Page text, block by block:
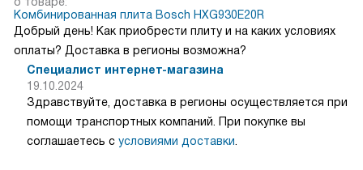
Комбинированная плита Bosch HXG930E20R
Добрый день! Как приобрести плиту и на каких условиях
оплаты? Доставка в регионы возможна?
Специалист интернет-магазина
19.10.2024
Здравствуйте, доставка в регионы осуществляется при
помощи транспортных компаний. При покупке вы
соглашаетесь с условиями доставки.